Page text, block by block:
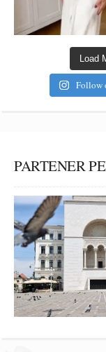
Load
Follow
PARTENER